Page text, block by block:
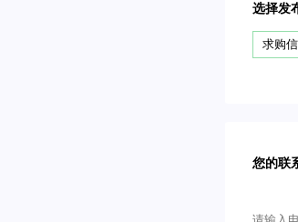
选择发
求购
您的联